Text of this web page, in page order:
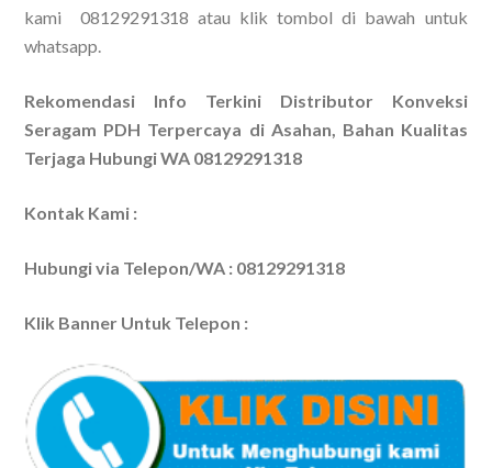
kami 08129291318 atau klik tombol di bawah untuk
whatsapp.
Rekomendasi Info Terkini Distributor Konveksi
Seragam PDH Terpercaya di Asahan, Bahan Kualitas
Terjaga Hubungi WA 08129291318
Kontak Kami :
Hubungi via Telepon/WA : 08129291318
Klik Banner Untuk Telepon :